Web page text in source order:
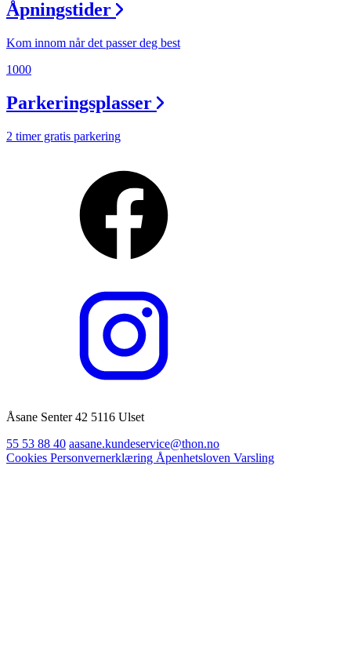
Åpningstider
Kom innom når det passer deg best
1000
Parkeringsplasser
2 timer gratis parkering
Åsane Senter 42 5116 Ulset
55 53 88 40 aasane.kundeservice@thon.no
Cookies Personvernerklæring Åpenhetsloven Varsling